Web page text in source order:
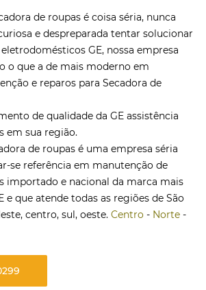
de roupas é coisa séria, nunca
e despreparada tentar solucionar
GE, nossa empresa
o que a de mais moderno em
e reparos para Secadora de
de qualidade da GE assistência
em sua região.
de roupas é uma empresa séria
se referência em manutenção de
importado e nacional da marca mais
e que atende todas as regiões de São
centro, sul, oeste. Centro - Norte -